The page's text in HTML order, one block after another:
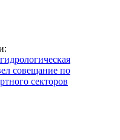
совещание по
секторов